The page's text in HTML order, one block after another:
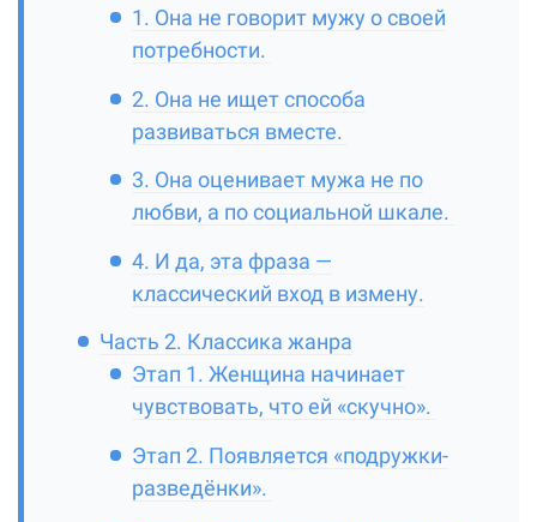
1. Она не говорит мужу о своей
потребности.
2. Она не ищет способа
развиваться вместе.
3. Она оценивает мужа не по
любви, а по социальной шкале.
4. И да, эта фраза —
классический вход в измену.
Часть 2. Классика жанра
Этап 1. Женщина начинает
чувствовать, что ей «скучно».
Этап 2. Появляется «подружки-
разведёнки».